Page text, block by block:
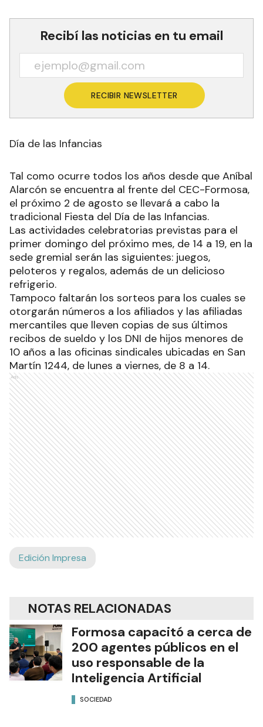
Recibí las noticias en tu email
RECIBIR NEWSLETTER
Día de las Infancias
Tal como ocurre todos los años desde que Aníbal
Alarcón se encuentra al frente del CEC-Formosa,
el próximo 2 de agosto se llevará a cabo la
tradicional Fiesta del Día de las Infancias.
Las actividades celebratorias previstas para el
primer domingo del próximo mes, de 14 a 19, en la
sede gremial serán las siguientes: juegos,
peloteros y regalos, además de un delicioso
refrigerio.
Tampoco faltarán los sorteos para los cuales se
otorgarán números a los afiliados y las afiliadas
mercantiles que lleven copias de sus últimos
recibos de sueldo y los DNI de hijos menores de
10 años a las oficinas sindicales ubicadas en San
Martín 1244, de lunes a viernes, de 8 a 14.
Ads
Edición Impresa
NOTAS RELACIONADAS
Formosa capacitó a cerca de
200 agentes públicos en el
uso responsable de la
Inteligencia Artificial
SOCIEDAD